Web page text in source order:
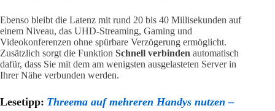
Ebenso bleibt die Latenz mit rund 20 bis 40 Millisekunden auf
einem Niveau, das UHD-Streaming, Gaming und
Videokonferenzen ohne spürbare Verzögerung ermöglicht.
Zusätzlich sorgt die Funktion Schnell verbinden automatisch
dafür, dass Sie mit dem am wenigsten ausgelasteten Server in
Ihrer Nähe verbunden werden.
Lesetipp: Threema auf mehreren Handys nutzen –